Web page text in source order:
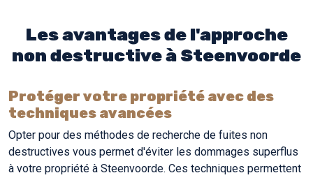
Les avantages de l'approche
non destructive à Steenvoorde
Protéger votre propriété avec des
techniques avancées
Opter pour des méthodes de recherche de fuites non
destructives vous permet d'éviter les dommages superflus
à votre propriété à Steenvoorde. Ces techniques permettent